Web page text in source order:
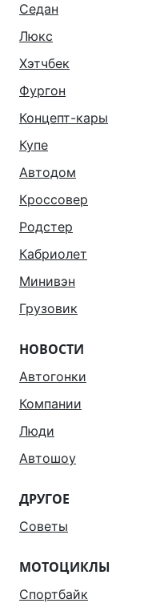
Седан
Люкс
Хэтчбек
Фургон
Концепт-кары
Купе
Автодом
Кроссовер
Родстер
Кабриолет
Минивэн
Грузовик
НОВОСТИ
Автогонки
Компании
Люди
Автошоу
ДРУГОЕ
Советы
МОТОЦИКЛЫ
Спортбайк